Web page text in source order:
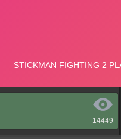
14449